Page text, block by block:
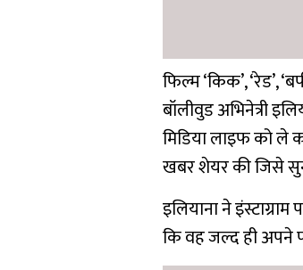
फिल्म ‘किक’, ‘रेड’,
बॉलीवुड अभिनेत्री
मिडिया लाइफ को ले
खबर शेयर की जिसे
इलियाना ने
कि वह जल्द ही अपने